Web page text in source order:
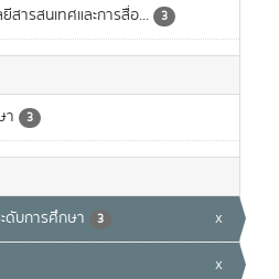
สารสนเทศและการสื่อ... 3
า 3
ดับการศึกษา 3 x
x